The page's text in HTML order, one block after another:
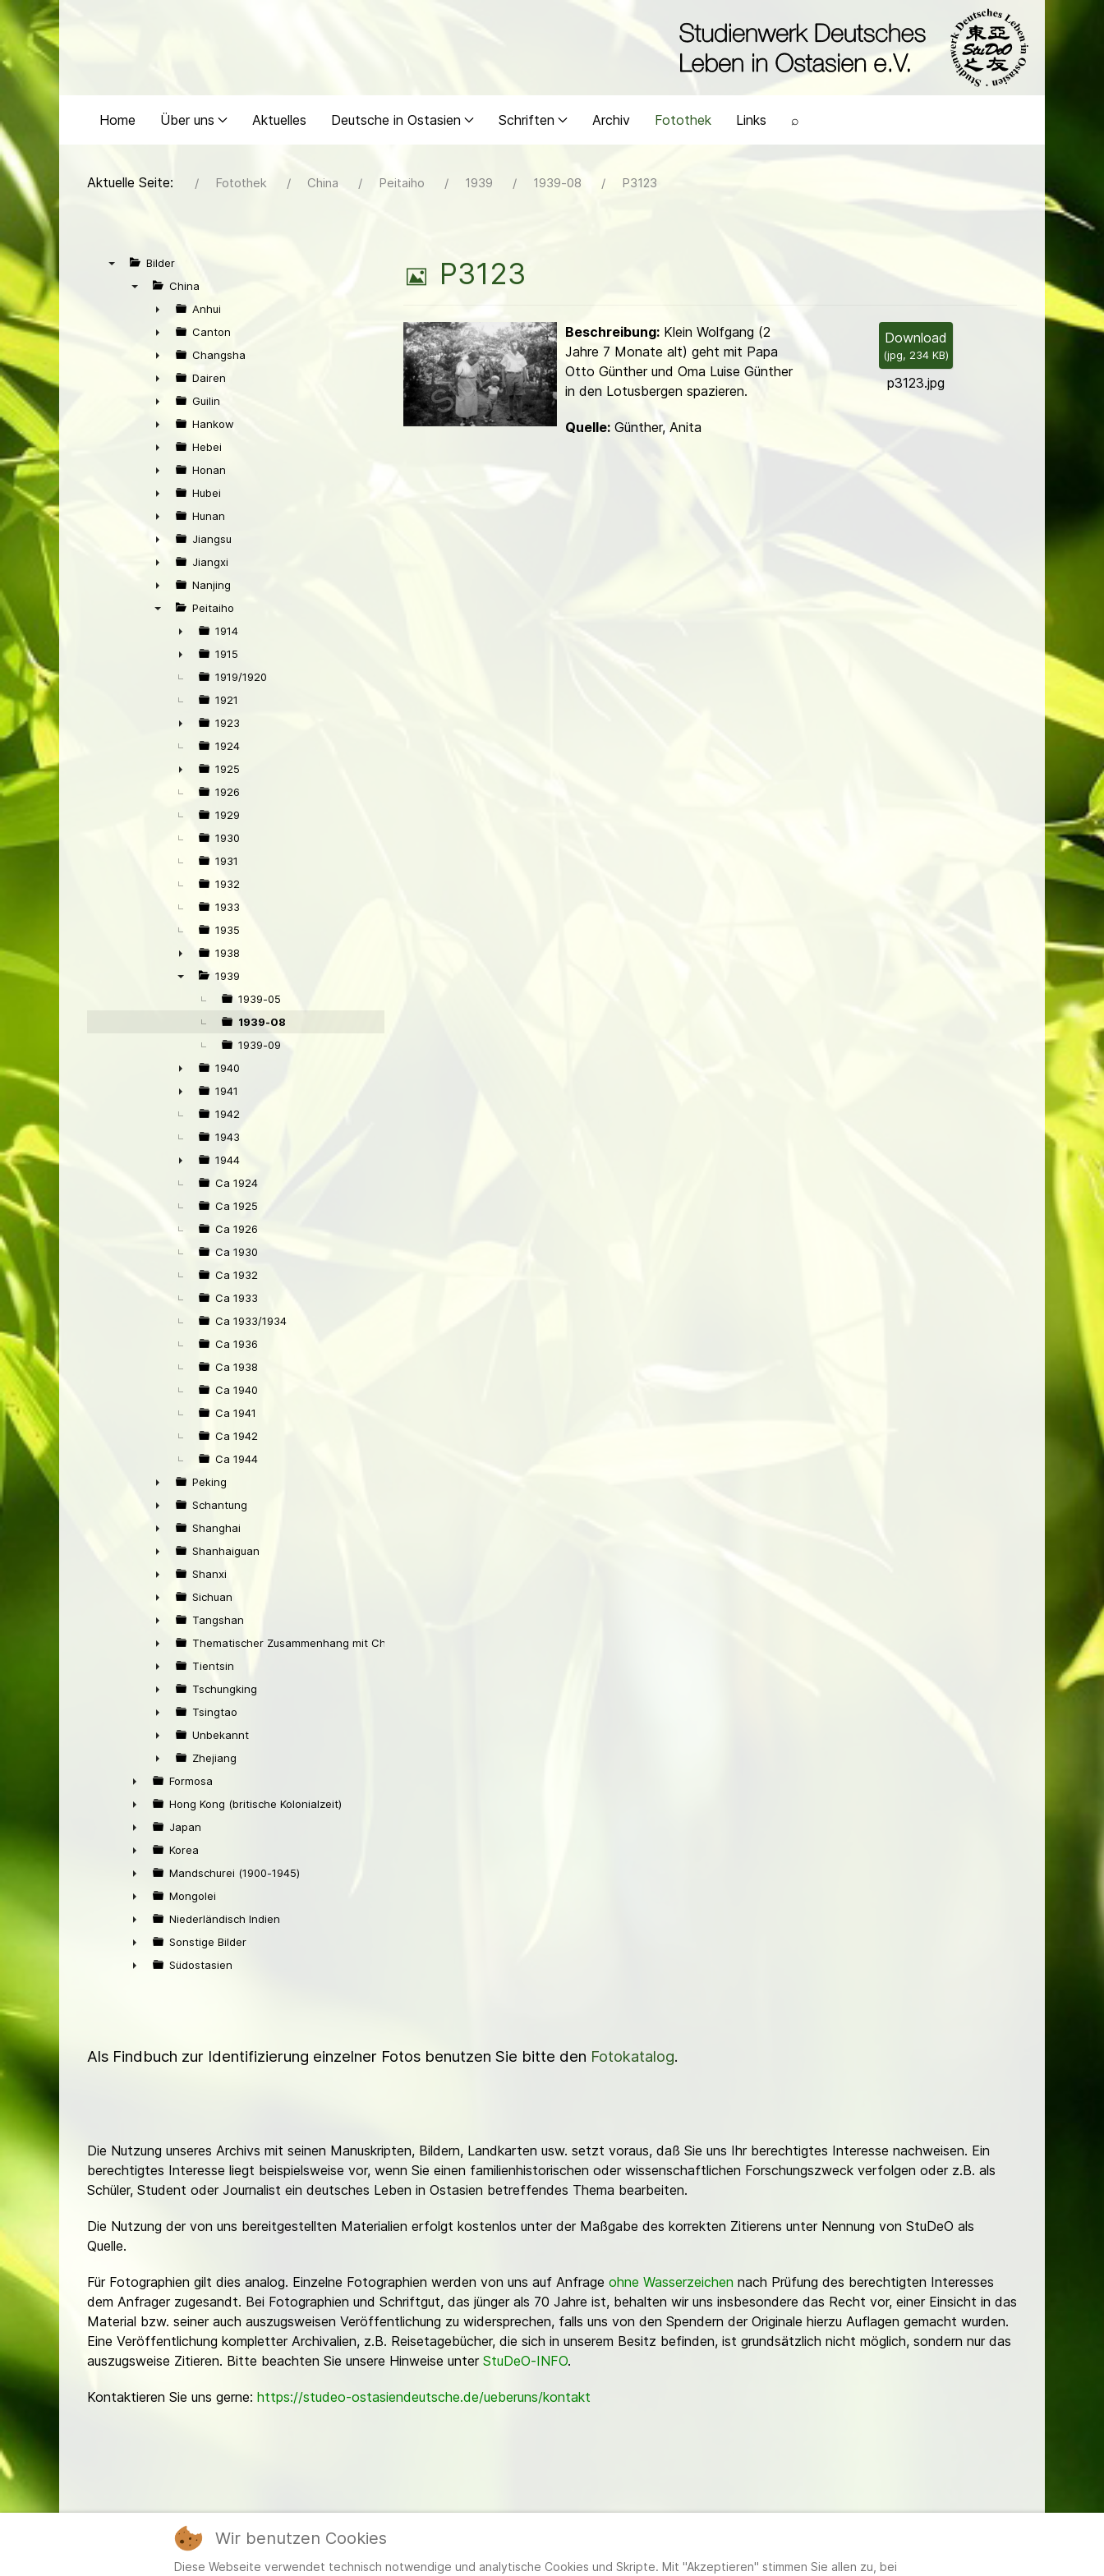
Home Über uns Aktuelles Deutsche in Ostasien Schriften Archiv Fotothek Links ⌕
Aktuelle Seite: Fotothek China Peitaiho 1939 1939-08 P3123
Bilder
China
►
Anhui
►
Canton
►
Changsha
►
Dairen
►
Guilin
►
Hankow
►
Hebei
►
Honan
►
Hubei
►
Hunan
►
Jiangsu
►
Jiangxi
►
Nanjing
Peitaiho
►
1914
►
1915
1919/1920
1921
►
1923
1924
►
1925
1926
1929
1930
1931
1932
1933
1935
►
1938
1939
1939-05
1939-08
1939-09
►
1940
►
1941
1942
1943
►
1944
Ca 1924
Ca 1925
Ca 1926
Ca 1930
Ca 1932
Ca 1933
Ca 1933/1934
Ca 1936
Ca 1938
Ca 1940
Ca 1941
Ca 1942
Ca 1944
►
Peking
►
Schantung
►
Shanghai
►
Shanhaiguan
►
Shanxi
►
Sichuan
►
Tangshan
►
Thematischer Zusammenhang mit China
►
Tientsin
►
Tschungking
►
Tsingtao
►
Unbekannt
►
Zhejiang
►
Formosa
►
Hong Kong (britische Kolonialzeit)
►
Japan
►
Korea
►
Mandschurei (1900-1945)
►
Mongolei
►
Niederländisch Indien
►
Sonstige Bilder
Südostasien
B
l
d
P3123
Download
(jpg, 234 KB)
p3123.jpg
Beschreibung:Klein Wolfgang (2
Jahre 7 Monate alt) geht mit Papa
Otto Günther und Oma Luise Günther
in den Lotusbergen spazieren.
Quelle:Günther, Anita
Als Findbuch zur Identifizierung einzelner Fotos benutzen Sie bitte den Fotokatalog.
Die Nutzung unseres Archivs mit seinen Manuskripten, Bildern, Landkarten usw. setzt voraus, daß Sie uns Ihr berechtigtes Interesse nachweisen. Ein
berechtigtes Interesse liegt beispielsweise vor, wenn Sie einen familienhistorischen oder wissenschaftlichen Forschungszweck verfolgen oder z.B. als
Schüler, Student oder Journalist ein deutsches Leben in Ostasien betreffendes Thema bearbeiten.
Die Nutzung der von uns bereitgestellten Materialien erfolgt kostenlos unter der Maßgabe des korrekten Zitierens unter Nennung von StuDeO als
Quelle.
Für Fotographien gilt dies analog. Einzelne Fotographien werden von uns auf Anfrage ohne Wasserzeichen nach Prüfung des berechtigten Interesses
dem Anfrager zugesandt. Bei Fotographien und Schriftgut, das jünger als 70 Jahre ist, behalten wir uns insbesondere das Recht vor, einer Einsicht in das
Material bzw. seiner auch auszugsweisen Veröffentlichung zu widersprechen, falls uns von den Spendern der Originale hierzu Auflagen gemacht wurden.
Eine Veröffentlichung kompletter Archivalien, z.B. Reisetagebücher, die sich in unserem Besitz befinden, ist grundsätzlich nicht möglich, sondern nur das
auszugsweise Zitieren. Bitte beachten Sie unsere Hinweise unter StuDeO-INFO.
Kontaktieren Sie uns gerne: https://studeo-ostasiendeutsche.de/ueberuns/kontakt
Mitglieder
Wir benutzen Cookies
Diese Webseite verwendet technisch notwendige und analytische Cookies und Skripte. Mit "Akzeptieren" stimmen Sie allen zu, bei